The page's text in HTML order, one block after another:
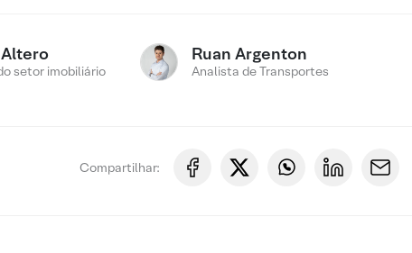
setor imobiliário
Ruan Argenton
Analista de Transportes
Compartilhar: